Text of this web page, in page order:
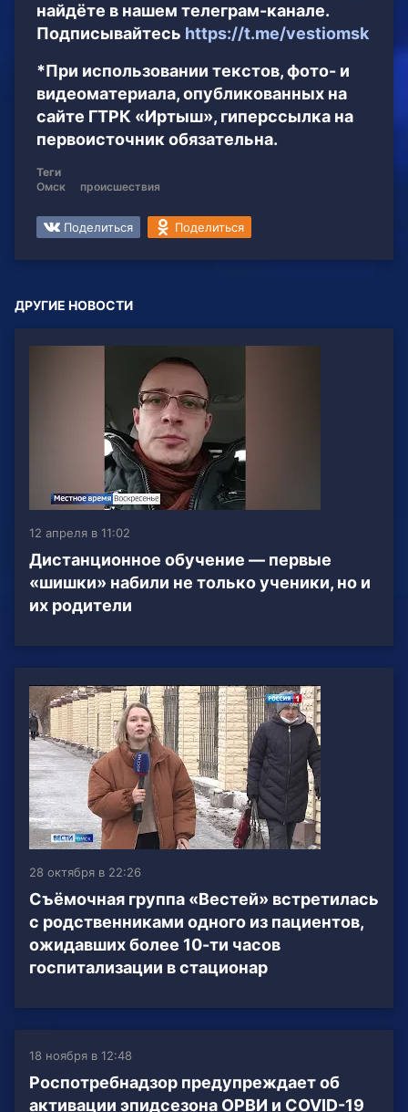
найдёте в нашем телеграм-канале.
Подписывайтесь https://t.me/vestiomsk
*При использовании текстов, фото- и
видеоматериала, опубликованных на
сайте ГТРК «Иртыш», гиперссылка на
первоисточник обязательна.
Теги
Омск
происшествия
Поделиться Поделиться
ДРУГИЕ НОВОСТИ
12 апреля в 11:02
Дистанционное обучение — первые
«шишки» набили не только ученики, но и
их родители
28 октября в 22:26
Съёмочная группа «Вестей» встретилась
с родственниками одного из пациентов,
ожидавших более 10-ти часов
госпитализации в стационар
18 ноября в 12:48
Роспотребнадзор предупреждает об
активации эпидсезона ОРВИ и COVID-19